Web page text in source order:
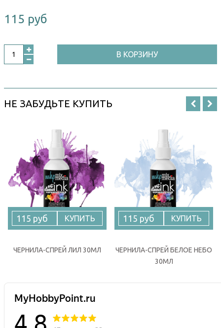
115 руб
В КОРЗИНУ
НЕ ЗАБУДЬТЕ КУПИТЬ
115 руб КУПИТЬ
ЧЕРНИЛА-СПРЕЙ ЛИЛ 30МЛ
115 руб КУПИТЬ
ЧЕРНИЛА-СПРЕЙ БЕЛОЕ НЕБО
30МЛ